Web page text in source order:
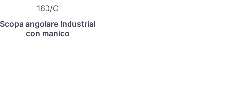
160/C
Scopa angolare Industrial
con manico